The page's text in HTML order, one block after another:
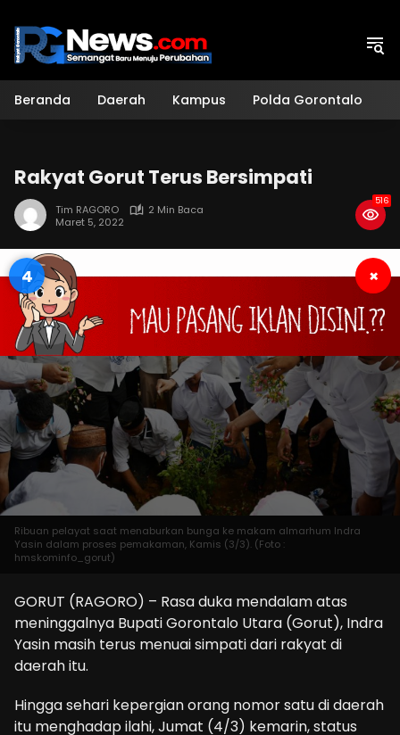
konten
Beranda Daerah Kampus Polda Gorontalo
Rakyat Gorut Terus Bersimpati
Tim RAGORO
2 Min Baca
Maret 5, 2022
516
3 ×
Ribuan pelayat saat menaburkan bunga ke makam almarhum Indra
Yasin dalam proses pemakaman, Kamis (3/3). (Foto :
hmskominfo_gorut)
GORUT (RAGORO) – Rasa duka mendalam atas
meninggalnya Bupati Gorontalo Utara (Gorut), Indra
Yasin masih terus menuai simpati dari rakyat di
daerah itu.
Hingga sehari kepergian orang nomor satu di daerah
itu menghadap ilahi, Jumat (4/3) kemarin, status